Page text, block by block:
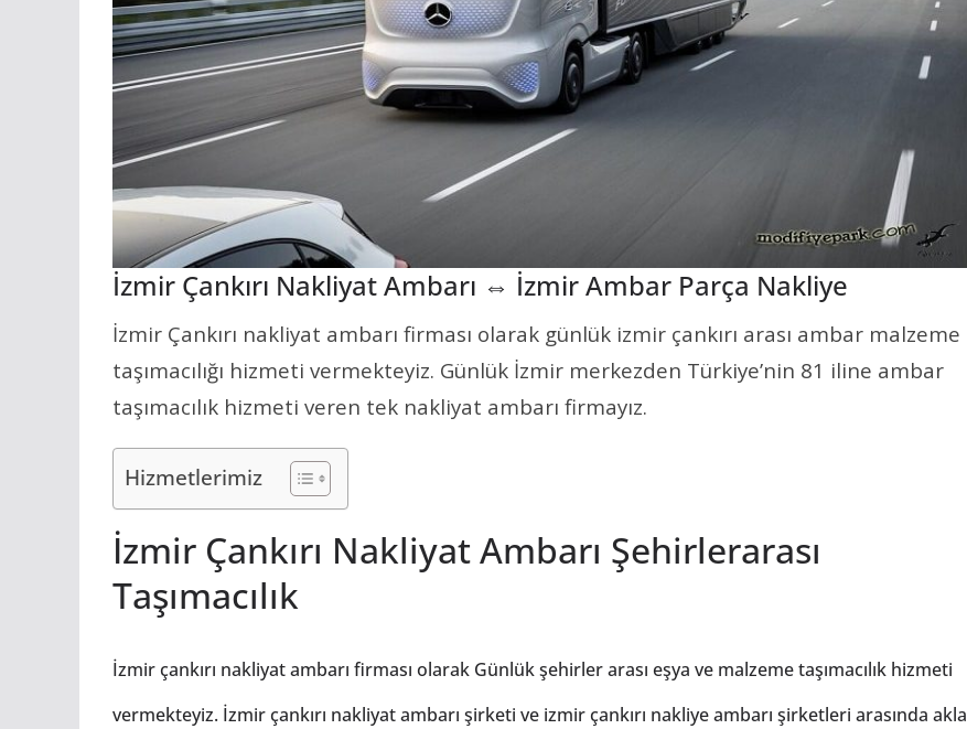
İzmir Çankırı Nakliyat Ambarı ⇔ İzmir Ambar Parça Nakliye
İzmir Çankırı nakliyat ambarı firması olarak günlük izmir çankırı arası ambar malzeme
taşımacılığı hizmeti vermekteyiz. Günlük İzmir merkezden Türkiye’nin 81 iline ambar
taşımacılık hizmeti veren tek nakliyat ambarı firmayız.
Hizmetlerimiz
İzmir Çankırı Nakliyat Ambarı Şehirlerarası
Taşımacılık
İzmir çankırı nakliyat ambarı firması olarak Günlük şehirler arası eşya ve malzeme taşımacılık hizmeti
vermekteyiz. İzmir çankırı nakliyat ambarı şirketi ve izmir çankırı nakliye ambarı şirketleri arasında akla